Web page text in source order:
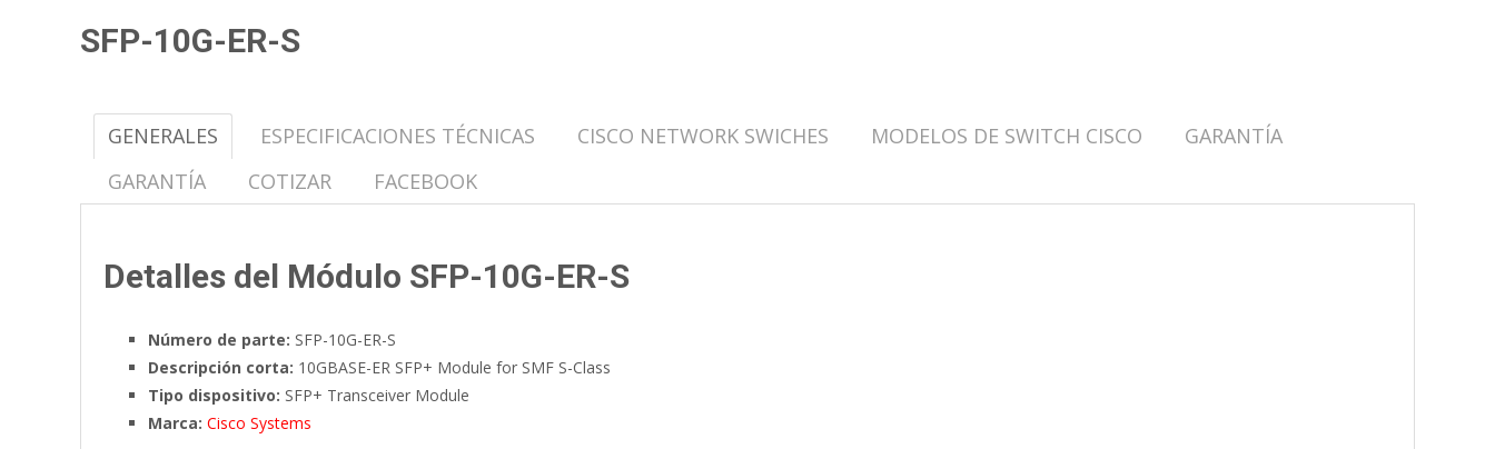
SFP-10G-ER-S
GENERALES ESPECIFICACIONES TÉCNICAS CISCO NETWORK SWICHES MODELOS DE SWITCH CISCO
GARANTÍA
GARANTÍA
COTIZAR FACEBOOK
Detalles del Módulo SFP-10G-ER-S
Número de parte: SFP-10G-ER-S
Descripción corta: 10GBASE-ER SFP+ Module for SMF S-Class
Tipo dispositivo: SFP+ Transceiver Module
Marca: Cisco Systems